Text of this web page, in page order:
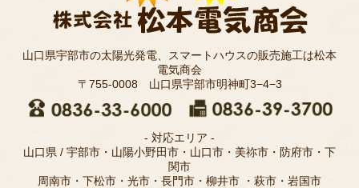
山口県宇部市の太陽光発電、スマートハウスの販売施工は松本
電気商会
〒755-0008 山口県宇部市明神町3−4−3
- 対応エリア -
山口県 / 宇部市・山陽小野田市・山口市・美祢市・防府市・下
関市
周南市・下松市・光市・長門市・柳井市 ・萩市・岩国市